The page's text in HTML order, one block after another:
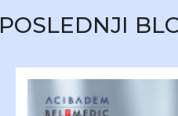
POSLEDNJI